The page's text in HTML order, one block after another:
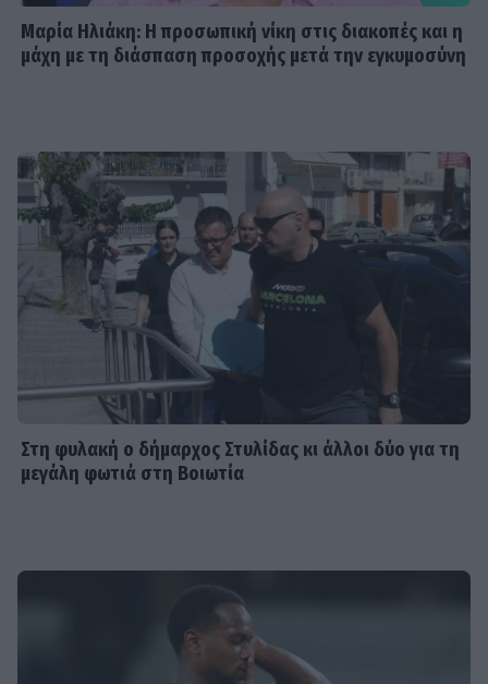
Μαρία Ηλιάκη: Η προσωπική νίκη στις διακοπές και η
μάχη με τη διάσπαση προσοχής μετά την εγκυμοσύνη
Στη φυλακή ο δήμαρχος Στυλίδας κι άλλοι δύο για τη
μεγάλη φωτιά στη Βοιωτία